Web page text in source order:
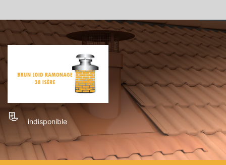
indisponible